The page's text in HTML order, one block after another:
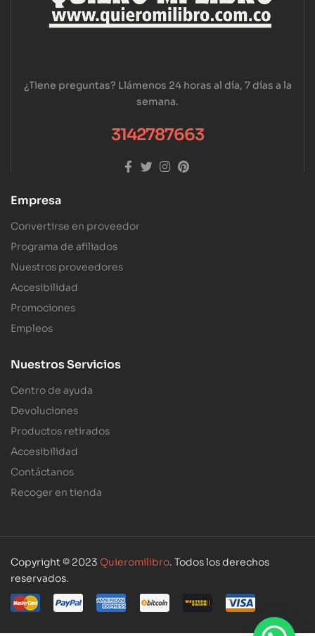
¿Tiene preguntas? Llámenos 24 horas al día, 7 días a la
semana.
3142787663
Empresa
Convertirse en proveedor
Programa de afiliados
Nuestros proveedores
Accesibilidad
Promociones
Empleos
Nuestros Servicios
Centro de ayuda
Devoluciones
Productos retirados
Accesibilidad
Contáctanos
Recoger en tienda
Copyright © 2023 Quieromilibro. Todos los derechos
reservados.